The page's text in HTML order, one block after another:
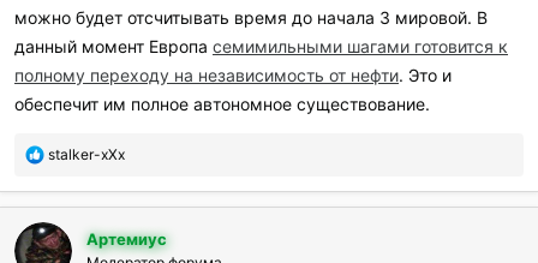
можно будет отсчитывать время до начала 3 мировой. В
данный момент Европа семимильными шагами готовится к
полному переходу на независимость от нефти. Это и
обеспечит им полное автономное существование.
П
б
л
а
stalker-xXx
Артемиус